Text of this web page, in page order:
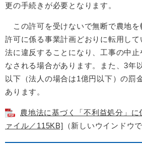
更の手続きが必要となります。
この許可を受けないで無断で農地を
許可に係る事業計画どおりに転用し
法に違反することになり、工事の中
なされる場合があります。また、3年
以下（法人の場合は1億円以下）の罰
あります。
農地法に基づく「不利益処分」
ァイル／115KB] （新しいウインドウ